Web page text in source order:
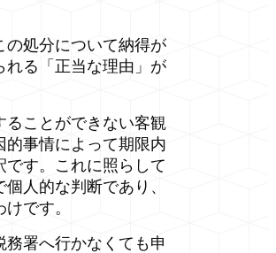
処分について納得が
れる「正当な理由」が
ことができない客観
事情によって期限内
す。これに照らして
人的な判断であり、
です。
署へ行かなくても申